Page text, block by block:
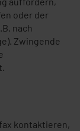
oder der
nach
Zwingende
kontaktieren,